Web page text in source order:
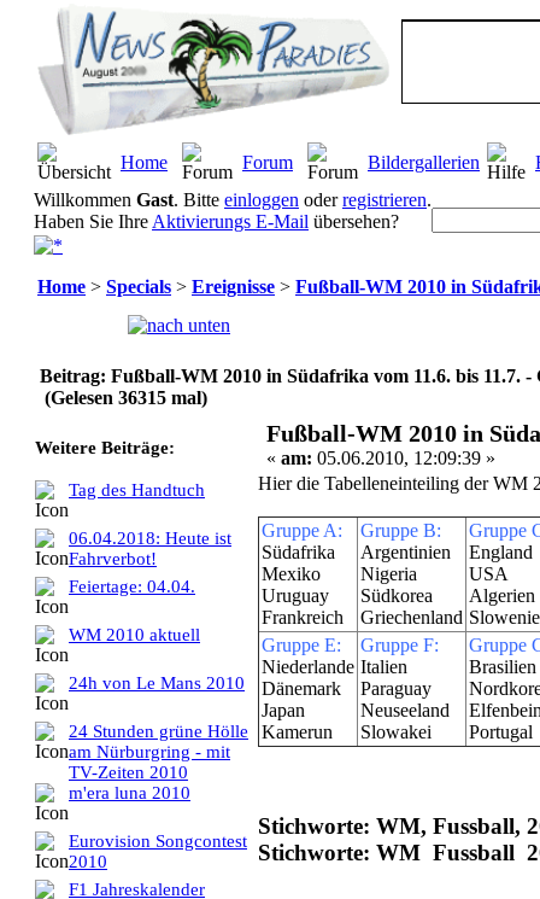
Home Forum Bildergallerien
Willkommen Gast. Bitte einloggen oderregistrieren.
Haben Sie Ihre Aktivierungs E-Mail übersehen?
Home > Specials > Ereignisse > Fußball-WM 2010 in
Beitrag: Fußball-WM 2010 in Südafrika vom 11.6. bis 11.7.
(Gelesen 36315 mal)
Weitere Beiträge:
Tag des Handtuch
06.04.2018: Heute ist
Fahrverbot!
Feiertage: 04.04.
WM 2010 aktuell
24h von Le Mans 2010
24 Stunden grüne Hölle
am Nürburgring - mit
TV-Zeiten 2010
m'era luna 2010
Eurovision Songcontest
2010
F1 Jahreskalender
Fußball-WM 2010 in
« am: 05.06.2010, 12:09:39 »
Hier die Tabelleneinteiling der WM
Gruppe A:
Südafrika
Mexiko
Uruguay
Frankreich
Gruppe B:
Argentinien
Nigeria
Südkorea
Griechenland
Gruppe
England
USA
Algerien
Gruppe E:
Niederlande
Dänemark
Japan
Kamerun
Gruppe F:
Italien
Paraguay
Neuseeland
Slowakei
Gruppe
Brasilien
Portugal
Stichworte: WM, Fussball,
Stichworte: WM Fussball